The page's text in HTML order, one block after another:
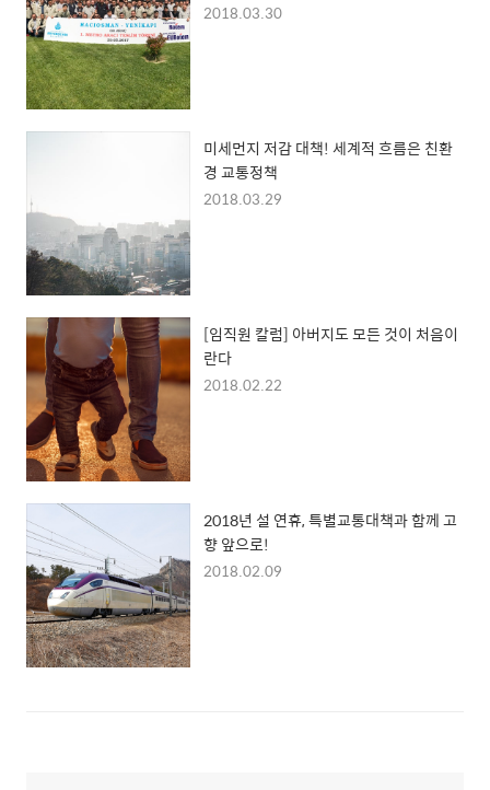
2018.03.30
미세먼지 저감 대책! 세계적 흐름은 친환
경 교통정책
2018.03.29
[임직원 칼럼] 아버지도 모든 것이 처음이
란다
2018.02.22
2018년 설 연휴, 특별교통대책과 함께 고
향 앞으로!
2018.02.09